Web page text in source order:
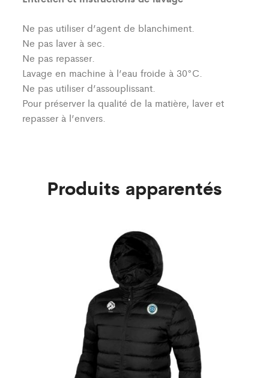
Ne pas utiliser d’agent de blanchiment.
Ne pas laver à sec.
Ne pas repasser.
Lavage en machine à l’eau froide à 30°C.
Ne pas utiliser d’assouplissant.
Pour préserver la qualité de la matière, laver et
repasser à l’envers.
Produits apparentés